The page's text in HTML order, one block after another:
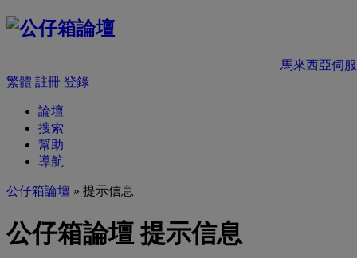
馬來西亞伺
繁體 註冊 登錄
論壇
搜索
幫助
導航
公仔箱論壇 » 提示信息
公仔箱論壇 提示信息